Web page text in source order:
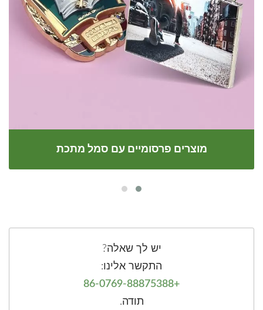
מוצרים פרסומיים עם סמל מתכת
יש לך שאלה?
התקשר אלינו:
+86-0769-88875388
תודה.